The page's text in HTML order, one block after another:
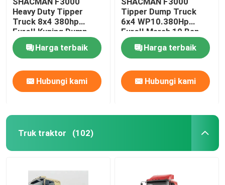
Truk Tangki Minyak
Truk Sampah Kompresi
Semi trailer
Heavy Duty Tipper
Truck 8x4 380hp
EuroII Kuning Dump
Truck WEICHAI
Harga terbaik
Hubungi kami
Tipper Dump Truck
6x4 WP10.380Hp
EuroII Merah 10 Ban
dengan 5175mm
Harga terbaik
Hubungi kami
Truk traktor (102)